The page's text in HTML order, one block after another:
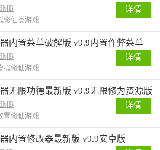
修仙类游戏
详情
内置菜单破解版 v9.9内置作弊菜单
拟修仙游戏
详情
无限功德最新版 v9.9无限修为资源版
置修仙游戏
详情
内置修改器最新版 v9.9安卓版